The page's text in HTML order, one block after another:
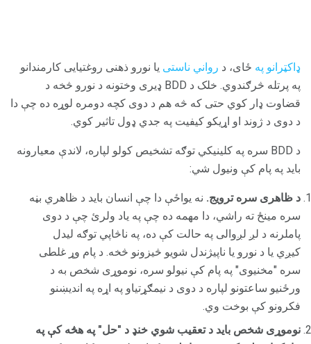
ډاکټرانو په ځای، د رواني ناستی یا نورو ذهنی روغتیایی کارمندانو
په پرتله څرګندوي. خلک د BDD ډیری وختونه د نورو څخه د
قضاوت ډار کوي حتی که څه هم د دوی کچه دومره لوړه ده چې دا
د دوی د ژوند او اړیکو کیفیت په جدي ډول تاثیر کوي.
د BDD سره په کلینیکي توګه تشخیص کولو لپاره، لاندې معیارونه
باید په پام کې ونیول شي:
د ظاهری سره ترویج. نه یواځې دا چې انسان باید د ظاهري بڼه
سره مینځ ته راشي، دا مهمه ده چې په یاد ولرئ چې د دوی
پاملرنه د لږ لږوالی په حالت کې ده، په ناڅاپي توګه لیدل
کیږي یا د نورو یا ناپیژندل شویو څیزونو څخه. د پام وړ غلطی
سره "مخنیوی" په پام کې نیولو سره، نوموړی شخص به د
ورځنیو ساعتونو لپاره د دوی د نیمګړتیاو په اړه په اندیښنو
فکرونو کې بوخت وي.
نوموړی شخص باید د تعقیب شوي خنډ د "حل" په هڅه کې په